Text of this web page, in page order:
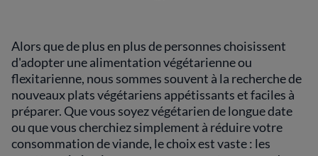
Alors que de plus en plus de personnes choisissent
d'adopter une alimentation végétarienne ou
flexitarienne, nous sommes souvent à la recherche de
nouveaux plats végétariens appétissants et faciles à
préparer. Que vous soyez végétarien de longue date
ou que vous cherchiez simplement à réduire votre
consommation de viande, le choix est vaste : les